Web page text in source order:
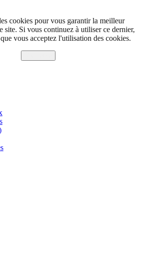
cookies pour vous garantir la meilleur
site. Si vous continuez à utiliser ce dernier,
vous acceptez l'utilisation des cookies.